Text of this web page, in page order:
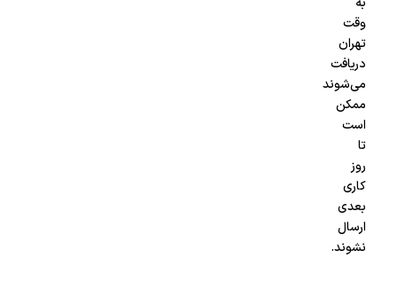
وقت
تهران
دریافت
می‌شوند
ممکن
است
تا
روز
کاری
بعدی
ارسال
نشوند.